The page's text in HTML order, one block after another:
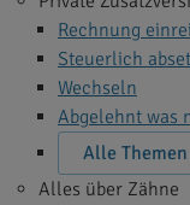
Rechnung
Steuerlich
Wechseln
Abgelehnt was
Alle
Alles über Zähne